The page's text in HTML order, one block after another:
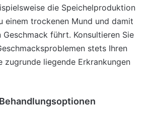
die Speichelproduktion
einem trockenen Mund und damit
Geschmack führt. Konsultieren Sie
stets Ihren
zugrunde liegende Erkrankungen